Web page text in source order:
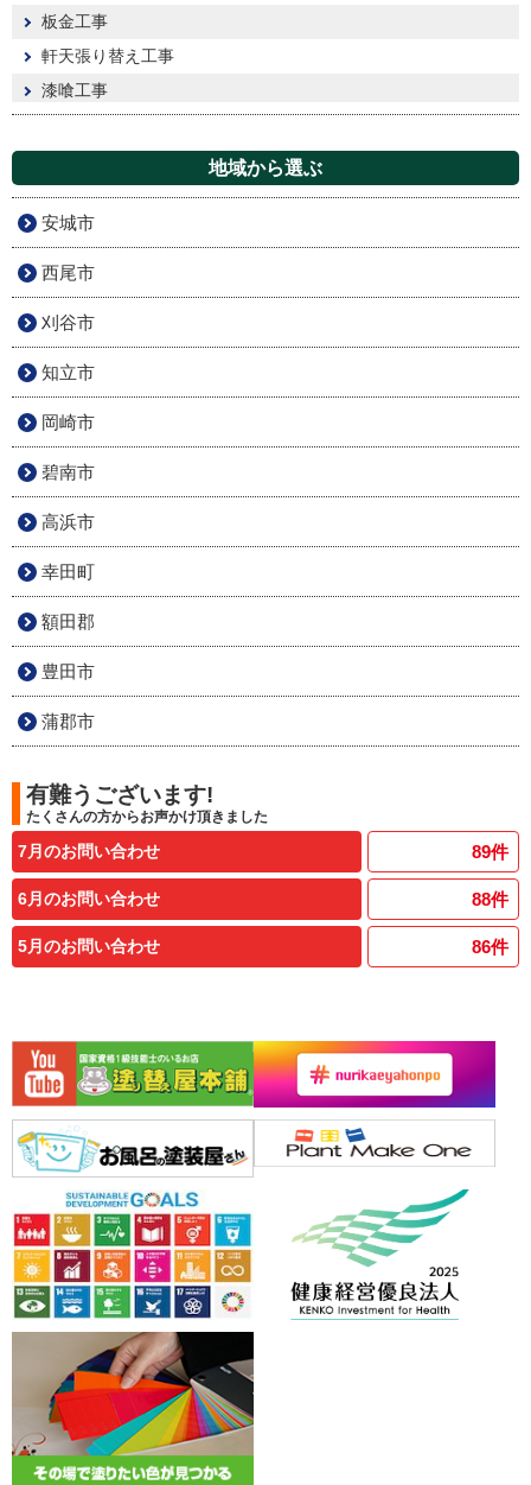
板金工事
軒天張り替え工事
漆喰工事
地域から選ぶ
安城市
西尾市
刈谷市
知立市
岡崎市
碧南市
高浜市
幸田町
額田郡
豊田市
蒲郡市
有難うございます!
たくさんの方からお声かけ頂きました
7月のお問い合わせ 89件
6月のお問い合わせ 88件
5月のお問い合わせ 86件